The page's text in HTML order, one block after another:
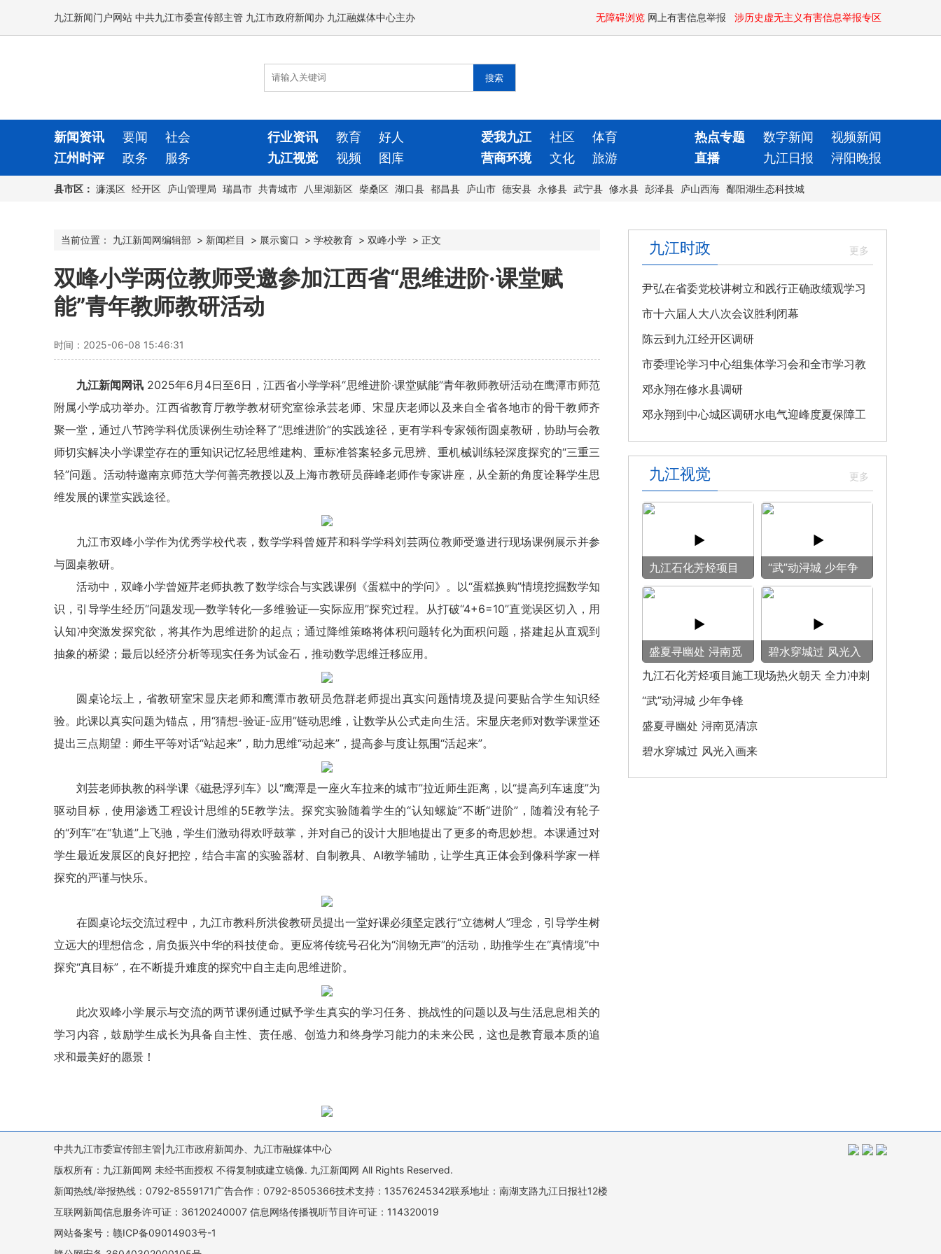
九江新闻门户网站 中共九江市委宣传部主管 九江市政府新闻办 九江融媒体中心主办 无障碍浏览 网上有害信息举报 涉历史虚无主义有害信息举报专区
新闻资讯 要闻 社会 行业资讯 教育 好人 爱我九江 社区 体育 热点专题 数字新闻
视频新闻
江州时评
政务 服务 九江视觉 视频 图库 营商环境 文化 旅游 直播 九江日报 浔阳晚报
县市区： 濂溪区 经开区 庐山管理局 瑞昌市 共青城市 八里湖新区 柴桑区 湖口县 都昌县 庐山市 德安县 永修县 武宁县 修水县 彭泽县 庐山西海 鄱阳湖生态科技城
当前位置： 九江新闻网编辑部 > 新闻栏目 > 展示窗口 > 学校教育 > 双峰小学 > 正文
双峰小学两位教师受邀参加江西省“思维进阶·课堂赋
能”青年教师教研活动
时间：2025-06-08 15:46:31
九江新闻网讯 2025年6月4日至6日，江西省小学学科“思维进阶·课堂赋能”青年教师教研活动在鹰潭市师范
附属小学成功举办。江西省教育厅教学教材研究室徐承芸老师、宋显庆老师以及来自全省各地市的骨干教师齐
聚一堂，通过八节跨学科优质课例生动诠释了“思维进阶”的实践途径，更有学科专家领衔圆桌教研，协助与会教
师切实解决小学课堂存在的重知识记忆轻思维建构、重标准答案轻多元思辨、重机械训练轻深度探究的“三重三
轻”问题。活动特邀南京师范大学何善亮教授以及上海市教研员薛峰老师作专家讲座，从全新的角度诠释学生思
维发展的课堂实践途径。
九江市双峰小学作为优秀学校代表，数学学科曾娅芹和科学学科刘芸两位教师受邀进行现场课例展示并参
与圆桌教研。
活动中，双峰小学曾娅芹老师执教了数学综合与实践课例《蛋糕中的学问》。以“蛋糕换购”情境挖掘数学知
识，引导学生经历“问题发现—数学转化—多维验证—实际应用”探究过程。从打破“4+6=10”直觉误区切入，用
认知冲突激发探究欲，将其作为思维进阶的起点；通过降维策略将体积问题转化为面积问题，搭建起从直观到
抽象的桥梁；最后以经济分析等现实任务为试金石，推动数学思维迁移应用。
圆桌论坛上，省教研室宋显庆老师和鹰潭市教研员危群老师提出真实问题情境及提问要贴合学生知识经
验。此课以真实问题为锚点，用“猜想-验证-应用”链动思维，让数学从公式走向生活。宋显庆老师对数学课堂还
提出三点期望：师生平等对话“站起来”，助力思维“动起来”，提高参与度让氛围“活起来”。
刘芸老师执教的科学课《磁悬浮列车》以“鹰潭是一座火车拉来的城市”拉近师生距离，以“提高列车速度”为
驱动目标，使用渗透工程设计思维的5E教学法。探究实验随着学生的“认知螺旋”不断“进阶”，随着没有轮子
的“列车”在“轨道”上飞驰，学生们激动得欢呼鼓掌，并对自己的设计大胆地提出了更多的奇思妙想。本课通过对
学生最近发展区的良好把控，结合丰富的实验器材、自制教具、AI教学辅助，让学生真正体会到像科学家一样
探究的严谨与快乐。
在圆桌论坛交流过程中，九江市教科所洪俊教研员提出一堂好课必须坚定践行“立德树人”理念，引导学生树
立远大的理想信念，肩负振兴中华的科技使命。更应将传统号召化为“润物无声”的活动，助推学生在“真情境”中
探究“真目标”，在不断提升难度的探究中自主走向思维进阶。
此次双峰小学展示与交流的两节课例通过赋予学生真实的学习任务、挑战性的问题以及与生活息息相关的
学习内容，鼓励学生成长为具备自主性、责任感、创造力和终身学习能力的未来公民，这也是教育最本质的追
求和最美好的愿景！
九江时政
尹弘在省委党校讲树立和践行正确政绩观学习
教育专题党课
市十六届人大八次会议胜利闭幕
陈云到九江经开区调研
市委理论学习中心组集体学习会和全市学习教
育整改整治工作汇报会召开
邓永翔在修水县调研
邓永翔到中心城区调研水电气迎峰度夏保障工
作
九江视觉
九江石化芳烃项目
施工现场热火朝天
“武”动浔城 少年争
锋
盛夏寻幽处 浔南觅
清凉
碧水穿城过 风光入
画来
九江石化芳烃项目施工现场热火朝天 全力冲刺
建设节点
“武”动浔城 少年争锋
盛夏寻幽处 浔南觅清凉
碧水穿城过 风光入画来
中共九江市委宣传部主管|九江市政府新闻办、九江市融媒体中心
版权所有：九江新闻网 未经书面授权 不得复制或建立镜像. 九江新闻网 All Rights Reserved.
新闻热线/举报热线：0792-8559171广告合作：0792-8505366技术支持：13576245342联系地址：南湖支路九江日报社12楼
互联网新闻信息服务许可证：36120240007 信息网络传播视听节目许可证：114320019
网站备案号：赣ICP备09014903号-1